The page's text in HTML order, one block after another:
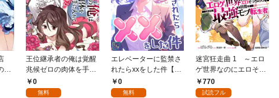
家
王位継承者の俺は覚醒
兆候ゼロの肉体を手に
入れて自由を謳歌す
る。1
0
無料
エレベーターに監禁さ
れたらxxをした件【全
年齢版】(1)
0
無料
迷宮狂走曲 1 ～エロ
ゲ世界なのにエロそっ
ちのけでひたすら最強
を目指すモブ転生者～
770
試読フル